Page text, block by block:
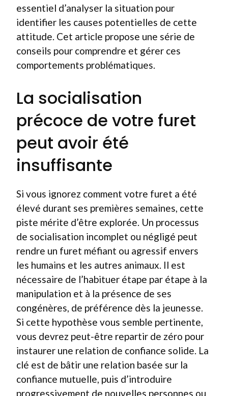
essentiel d’analyser la situation pour
identifier les causes potentielles de cette
attitude. Cet article propose une série de
conseils pour comprendre et gérer ces
comportements problématiques.
La socialisation
précoce de votre furet
peut avoir été
insuffisante
Si vous ignorez comment votre furet a été
élevé durant ses premières semaines, cette
piste mérite d’être explorée. Un processus
de socialisation incomplet ou négligé peut
rendre un furet méfiant ou agressif envers
les humains et les autres animaux. Il est
nécessaire de l’habituer étape par étape à la
manipulation et à la présence de ses
congénères, de préférence dès la jeunesse.
Si cette hypothèse vous semble pertinente,
vous devrez peut-être repartir de zéro pour
instaurer une relation de confiance solide. La
clé est de bâtir une relation basée sur la
confiance mutuelle, puis d’introduire
progressivement de nouvelles personnes ou